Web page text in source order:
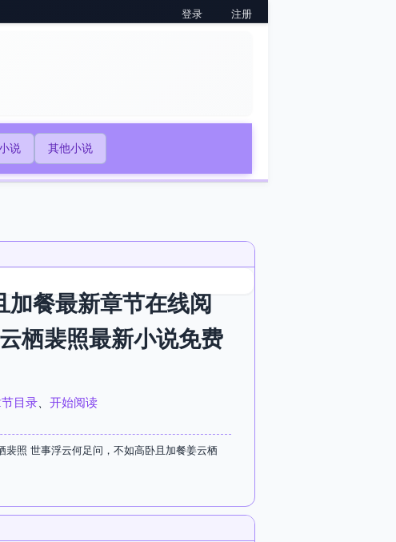
登录 注册
说 其他小说
餐最新章节在线阅
栖裴照最新小说免费
目录
开始阅读
照 世事浮云何足问，不如高卧且加餐姜云栖